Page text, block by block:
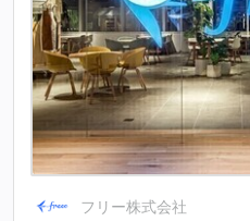
フリー株式会社